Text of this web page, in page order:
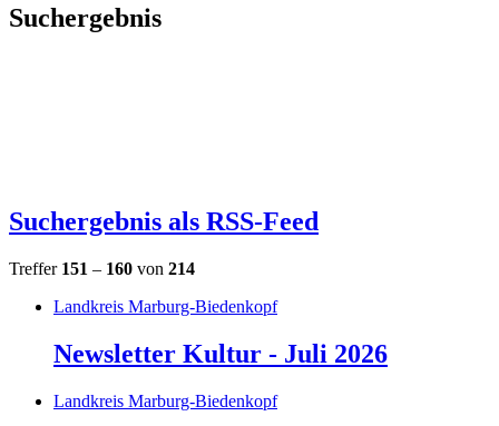
Suchergebnis
Suchergebnis als RSS-Feed
Treffer 151 – 160 von 214
Landkreis Marburg-Biedenkopf
Newsletter Kultur - Juli 2026
Landkreis Marburg-Biedenkopf